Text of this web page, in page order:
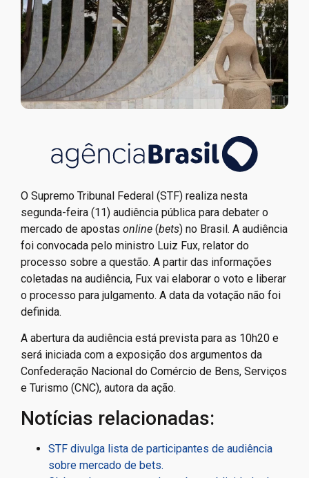
O Supremo Tribunal Federal (STF) realiza nesta
segunda-feira (11) audiência pública para debater o
mercado de apostas online (bets) no Brasil. A audiência
foi convocada pelo ministro Luiz Fux, relator do
processo sobre a questão. A partir das informações
coletadas na audiência, Fux vai elaborar o voto e liberar
o processo para julgamento. A data da votação não foi
definida.
A abertura da audiência está prevista para as 10h20 e
será iniciada com a exposição dos argumentos da
Confederação Nacional do Comércio de Bens, Serviços
e Turismo (CNC), autora da ação.
Notícias relacionadas:
STF divulga lista de participantes de audiência
sobre mercado de bets.